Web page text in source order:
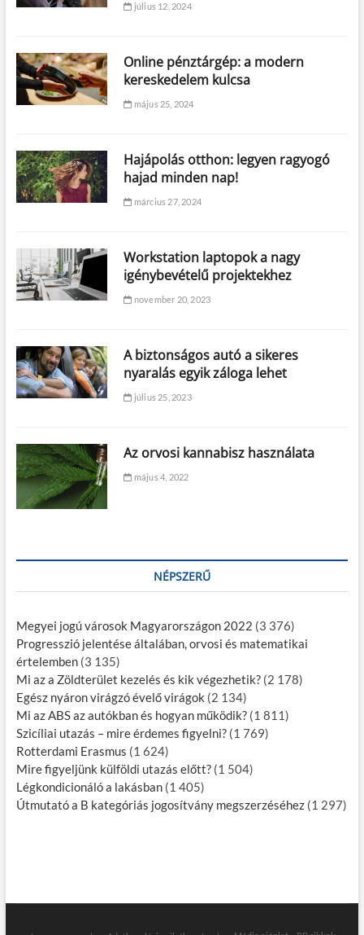
július 12, 2024
Online pénztárgép: a modern
kereskedelem kulcsa
május 25, 2024
Hajápolás otthon: legyen ragyogó
hajad minden nap!
március 27, 2024
Workstation laptopok a nagy
igénybevételű projektekhez
november 20, 2023
A biztonságos autó a sikeres
nyaralás egyik záloga lehet
július 25, 2023
Az orvosi kannabisz használata
május 4, 2022
NÉPSZERŰ
Megyei jogú városok Magyarországon 2022 (3 376)
Progresszió jelentése általában, orvosi és matematikai
értelemben (3 135)
Mi az a Zöldterület kezelés és kik végezhetik? (2 178)
Egész nyáron virágzó évelő virágok (2 134)
Mi az ABS az autókban és hogyan működik? (1 811)
Szicíliai utazás – mire érdemes figyelni? (1 769)
Rotterdami Erasmus (1 624)
Mire figyeljünk külföldi utazás előtt? (1 504)
Légkondicionáló a lakásban (1 405)
Útmutató a B kategóriás jogosítvány megszerzéséhez (1 297)